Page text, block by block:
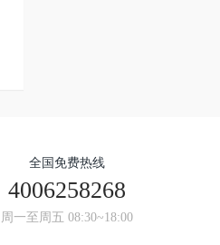
全国免费热线
4006258268
周一至周五 08:30~18:00